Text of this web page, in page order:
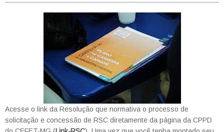
Acesse o link da Resolução que normativa o processo de
solicitação e concessão de RSC diretamente da página da CPPD